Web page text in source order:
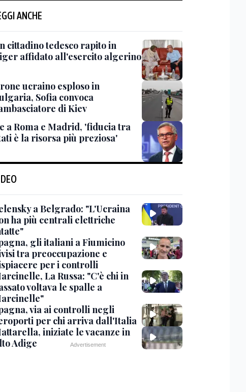
ANCHE
cittadino tedesco rapito in
affidato all'esercito algerino
ucraino esploso in
Sofia convoca
di Kiev
a Roma e Madrid, 'fiducia tra
è la risorsa più preziosa'
a Belgrado: "L'Ucraina
ha più centrali elettriche
gli italiani a Fiumicino
tra preoccupazione e
per i controlli
La Russa: "C'è chi in
voltava le spalle a
via ai controlli negli
per chi arriva dall'Italia
iniziate le vacanze in
Adige